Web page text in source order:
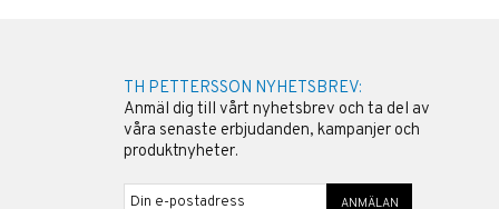
TH PETTERSSON NYHETSBREV:
Anmäl dig till vårt nyhetsbrev och ta del av
våra senaste erbjudanden, kampanjer och
produktnyheter.
ANMÄLAN